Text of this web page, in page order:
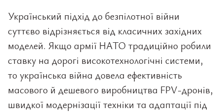
Український підхід до безпілотної війни
суттєво відрізняється від класичних західних
моделей. Якщо армії НАТО традиційно робили
ставку на дорогі високотехнологічні системи,
то українська війна довела ефективність
масового й дешевого виробництва FPV-дронів,
швидкої модернізації техніки та адаптації під